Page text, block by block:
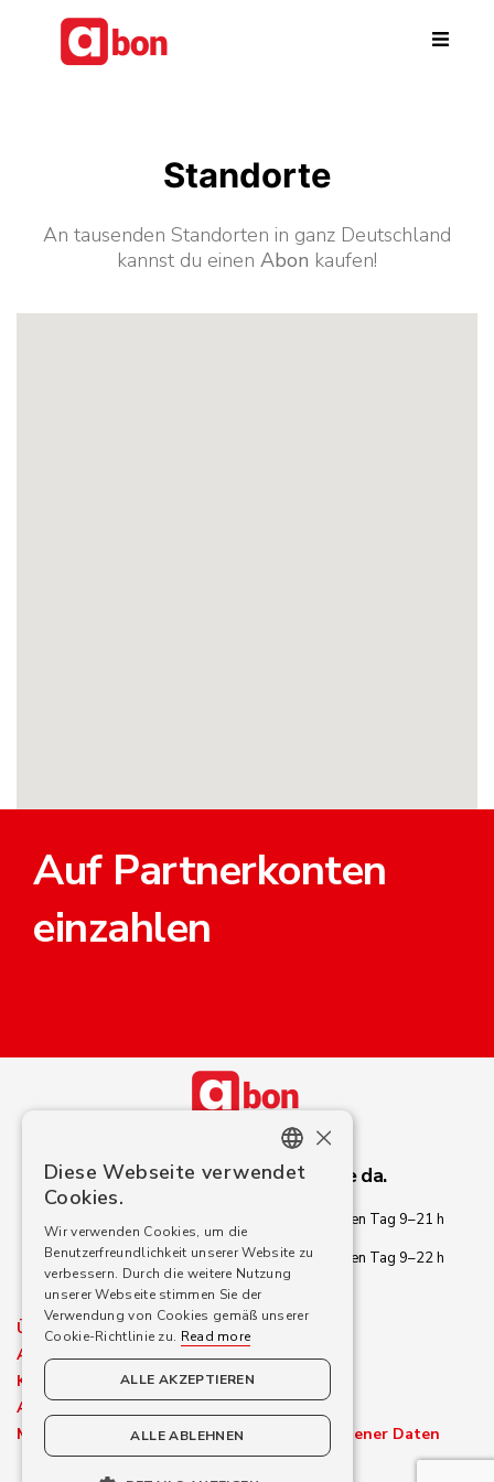
Zum Hauptinhalt springen
Standorte
An tausenden Standorten in ganz Deutschland
kannst du einen Abon kaufen!
Auf Partnerkonten
einzahlen
Brauchen Sie Hilfe? Wir sind für Sie da.
info@abon.cash
jeden Tag 9–21 h
jeden Tag 9–22 h
Über uns
Abon-Wechselkurse
Kontakt
AGB
Mitteilung Zur Verarbeitung Personenbezogener Daten
ENGLISH
GERMAN
SLOVAK
×
Diese Webseite verwendet
Cookies.
Wir verwenden Cookies, um die
Benutzerfreundlichkeit unserer Website zu
verbessern. Durch die weitere Nutzung
unserer Webseite stimmen Sie der
Verwendung von Cookies gemäß unserer
Cookie-Richtlinie zu. Read more
ALLE AKZEPTIEREN
ALLE ABLEHNEN